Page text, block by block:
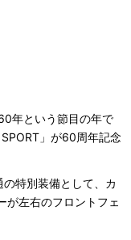
年という節目の年で
」が60周年記念
特別装備として、カ
が左右のフロントフェ